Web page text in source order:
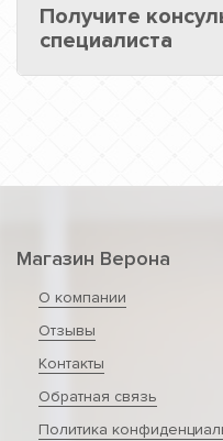
Получите
специалиста
Магазин Верона
О компании
Отзывы
Контакты
Обратная связь
Политика